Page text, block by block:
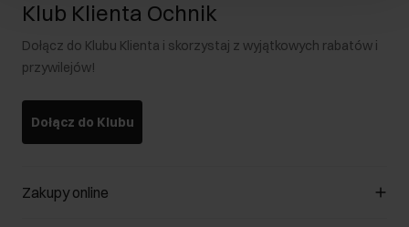
Klub Klienta Ochnik
Dołącz do Klubu Klienta i skorzystaj z wyjątkowych rabatów i
przywilejów!
Dołącz do Klubu
Zakupy online